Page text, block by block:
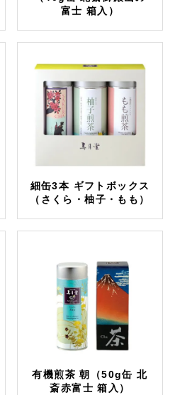
富士 箱入）
細缶3本 ギフトボックス
（さくら・柚子・もも）
有機煎茶 朝（50g缶 北
斎赤富士 箱入）